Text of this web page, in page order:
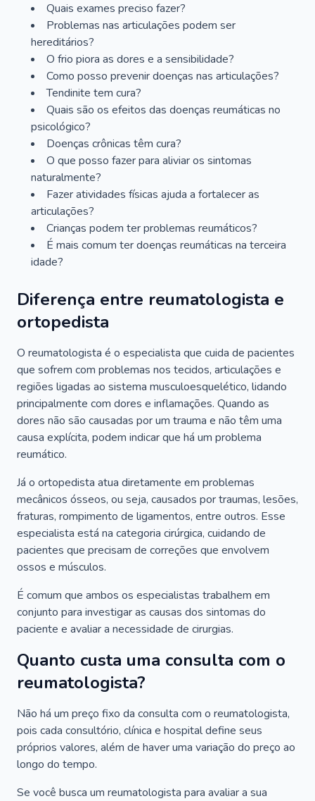
Quais exames preciso fazer?
Problemas nas articulações podem ser
hereditários?
O frio piora as dores e a sensibilidade?
Como posso prevenir doenças nas articulações?
Tendinite tem cura?
Quais são os efeitos das doenças reumáticas no
psicológico?
Doenças crônicas têm cura?
O que posso fazer para aliviar os sintomas
naturalmente?
Fazer atividades físicas ajuda a fortalecer as
articulações?
Crianças podem ter problemas reumáticos?
É mais comum ter doenças reumáticas na terceira
idade?
Diferença entre reumatologista e
ortopedista
O reumatologista é o especialista que cuida de pacientes
que sofrem com problemas nos tecidos, articulações e
regiões ligadas ao sistema musculoesquelético, lidando
principalmente com dores e inflamações. Quando as
dores não são causadas por um trauma e não têm uma
causa explícita, podem indicar que há um problema
reumático.
Já o ortopedista atua diretamente em problemas
mecânicos ósseos, ou seja, causados por traumas, lesões,
fraturas, rompimento de ligamentos, entre outros. Esse
especialista está na categoria cirúrgica, cuidando de
pacientes que precisam de correções que envolvem
ossos e músculos.
É comum que ambos os especialistas trabalhem em
conjunto para investigar as causas dos sintomas do
paciente e avaliar a necessidade de cirurgias.
Quanto custa uma consulta com o
reumatologista?
Não há um preço fixo da consulta com o reumatologista,
pois cada consultório, clínica e hospital define seus
próprios valores, além de haver uma variação do preço ao
longo do tempo.
Se você busca um reumatologista para avaliar a sua